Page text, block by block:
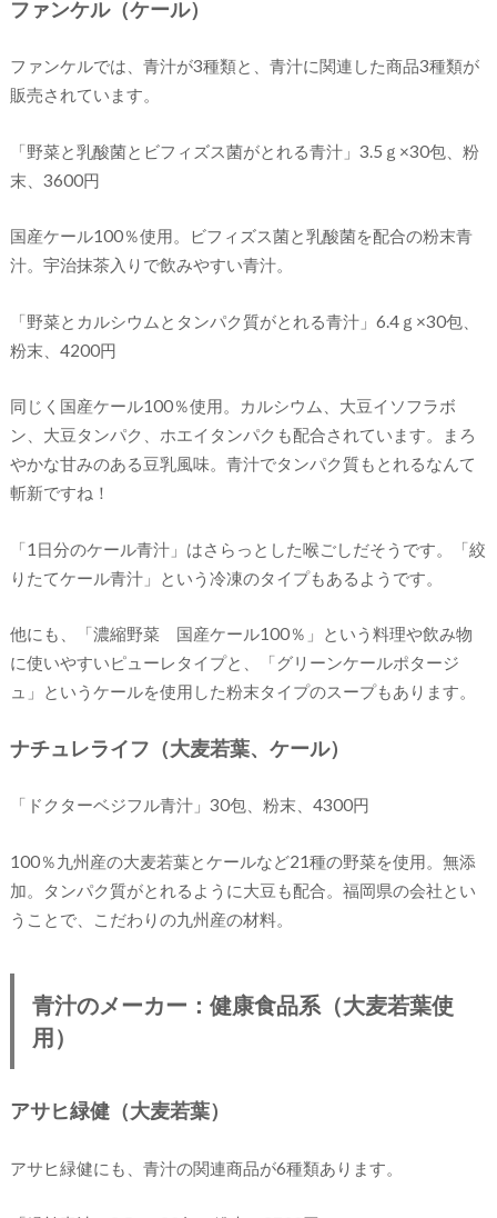
ファンケル（ケール）
ファンケルでは、青汁が3種類と、青汁に関連した商品3種類が
販売されています。
「野菜と乳酸菌とビフィズス菌がとれる青汁」3.5ｇ×30包、粉
末、3600円
国産ケール100％使用。ビフィズス菌と乳酸菌を配合の粉末青
汁。宇治抹茶入りで飲みやすい青汁。
「野菜とカルシウムとタンパク質がとれる青汁」6.4ｇ×30包、
粉末、4200円
同じく国産ケール100％使用。カルシウム、大豆イソフラボ
ン、大豆タンパク、ホエイタンパクも配合されています。まろ
やかな甘みのある豆乳風味。青汁でタンパク質もとれるなんて
斬新ですね！
「1日分のケール青汁」はさらっとした喉ごしだそうです。「絞
りたてケール青汁」という冷凍のタイプもあるようです。
他にも、「濃縮野菜 国産ケール100％」という料理や飲み物
に使いやすいピューレタイプと、「グリーンケールポタージ
ュ」というケールを使用した粉末タイプのスープもあります。
ナチュレライフ（大麦若葉、ケール）
「ドクターベジフル青汁」30包、粉末、4300円
100％九州産の大麦若葉とケールなど21種の野菜を使用。無添
加。タンパク質がとれるように大豆も配合。福岡県の会社とい
うことで、こだわりの九州産の材料。
青汁のメーカー：健康食品系（大麦若葉使
用）
アサヒ緑健（大麦若葉）
アサヒ緑健にも、青汁の関連商品が6種類あります。